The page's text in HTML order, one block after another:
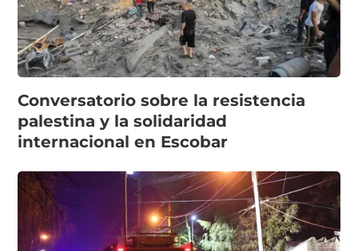
Conversatorio sobre la resistencia
palestina y la solidaridad
internacional en Escobar